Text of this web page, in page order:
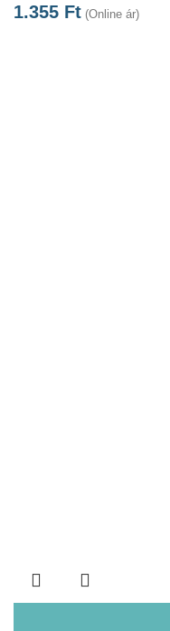
1.355 Ft (Online ár)